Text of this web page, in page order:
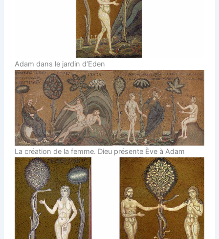
Adam dans le jardin d’Eden
La création de la femme. Dieu présente Ève à Adam